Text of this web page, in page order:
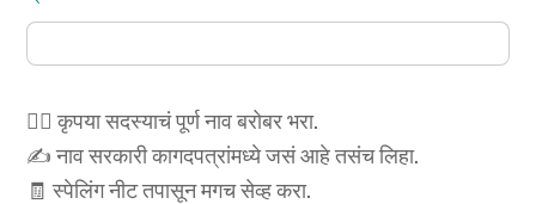
🙍‍♂️ कृपया सदस्याचं पूर्ण नाव बरोबर भरा.
✍️ नाव सरकारी कागदपत्रांमध्ये जसं आहे तसंच लिहा.
🧾 स्पेलिंग नीट तपासून मगच सेव्ह करा.